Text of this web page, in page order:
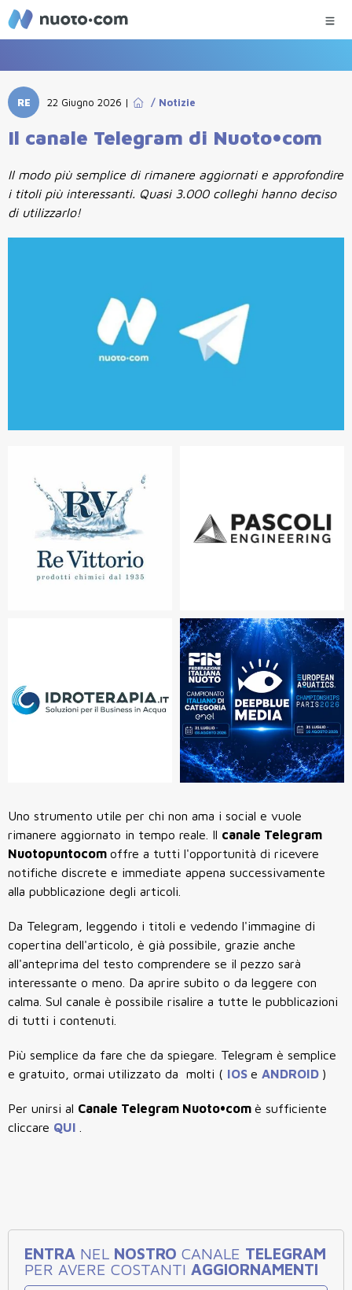
RE 22 Giugno 2026 | / Notizie
Il canale Telegram di Nuoto•com
Il modo più semplice di rimanere aggiornati e approfondire
i titoli più interessanti. Quasi 3.000 colleghi hanno deciso
di utilizzarlo!
Uno strumento utile per chi non ama i social e vuole
rimanere aggiornato in tempo reale. Il canale Telegram
Nuotopuntocom offre a tutti l'opportunità di ricevere
notifiche discrete e immediate appena successivamente
alla pubblicazione degli articoli.
Da Telegram, leggendo i titoli e vedendo l'immagine di
copertina dell'articolo, è già possibile, grazie anche
all'anteprima del testo comprendere se il pezzo sarà
interessante o meno. Da aprire subito o da leggere con
calma. Sul canale è possibile risalire a tutte le pubblicazioni
di tutti i contenuti.
Più semplice da fare che da spiegare. Telegram è semplice
e gratuito, ormai utilizzato da molti ( IOS e ANDROID )
Per unirsi al Canale Telegram Nuoto•com è sufficiente
cliccare QUI
ENTRA NEL NOSTRO CANALE TELEGRAM
PER AVERE COSTANTI AGGIORNAMENTI